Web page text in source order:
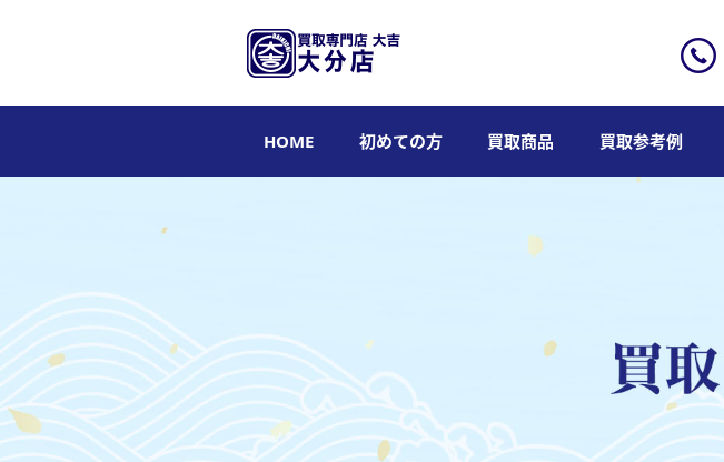
HOME 初めての方 買取商品 買取参考例